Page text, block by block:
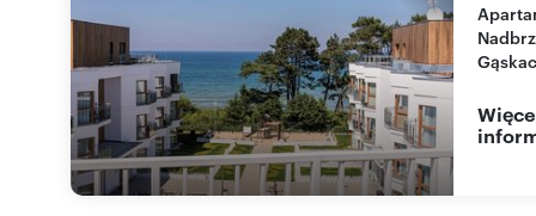
Apartamenty na